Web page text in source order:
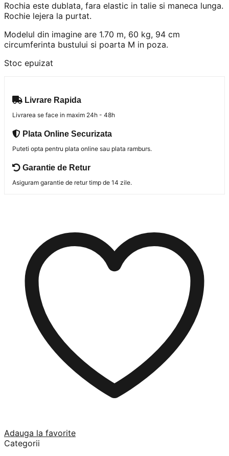
Rochia este dublata, fara elastic in talie si maneca lunga.
Rochie lejera la purtat.
Modelul din imagine are 1.70 m, 60 kg, 94 cm
circumferinta bustului si poarta M in poza.
Stoc epuizat
Livrare Rapida
Livrarea se face in maxim 24h - 48h
Plata Online Securizata
Puteti opta pentru plata online sau plata ramburs.
Garantie de Retur
Asiguram garantie de retur timp de 14 zile.
Adauga la favorite
Categorii